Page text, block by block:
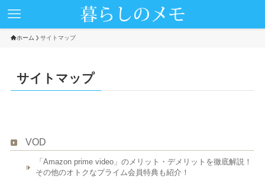
ホーム サイトマップ
サイトマップ
VOD
「Amazon prime video」のメリット・デメリットを徹底解説！
その他のオトクなプライム会員特典も紹介！